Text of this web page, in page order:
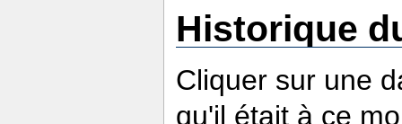
Historique
Cliquer sur une
qu'il était à ce